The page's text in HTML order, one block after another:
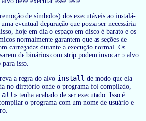
de símbolos) dos executáveis ao instalá-
eventual depuração que possa ser necessária
hoje em dia o espaço em disco é barato e os
normalmente garantem que as seções de
carregadas durante a execução normal. Os
de binários com strip podem invocar o alvo
para isso.
a regra do alvo install de modo que ela
no diretório onde o programa foi compilado,
all» tenha acabado de ser executado. Isso é
o programa com um nome de usuário e